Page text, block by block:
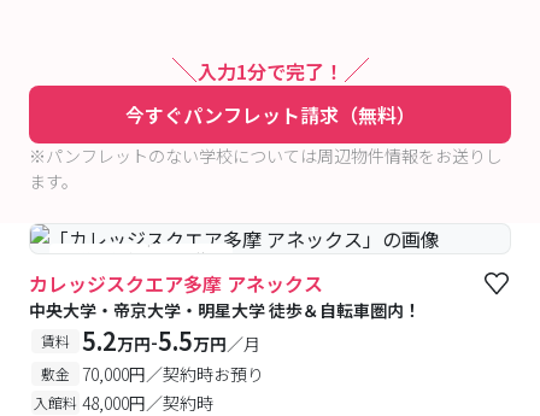
入力1分で完了！
今すぐパンフレット請求（無料）
※パンフレットのない学校については周辺物件情報をお送りし
ます。
#予約受付中 #空室待ち
カレッジスクエア多摩 アネックス
中央大学・帝京大学・明星大学 徒歩＆自転車圏内！
賃料 5.2万円-5.5万円／月
敷金 70,000円／契約時お預り
入館料 48,000円／契約時